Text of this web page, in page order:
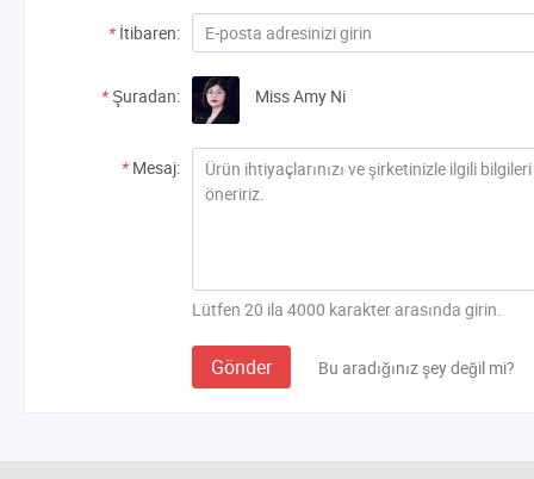
* İtibaren:
* Şuradan: Miss Amy Ni
* Mesaj:
Lütfen 20 ila 4000 karakter arasında girin.
Gönder Bu aradığınız şey değil mi?